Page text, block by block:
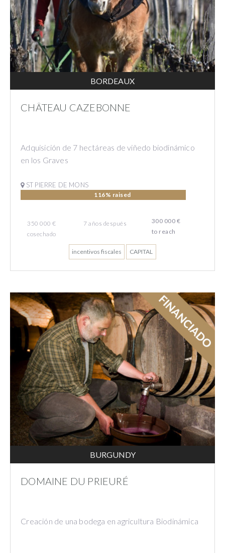
BORDEAUX
CHÂTEAU CAZEBONNE
Adquisición de 7 hectáreas de viñedo biodinámico
en los Graves
ST PIERRE DE MONS
116% raised
350 000 €
cosechado
7 años después
300 000 €
to reach
incentivos fiscales CAPITAL
BURGUNDY
DOMAINE DU PRIEURÉ
Creación de una bodega en agricultura Biodinámica